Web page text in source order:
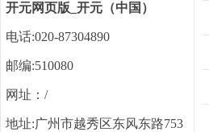
开元网页版_开元（中国）
电话:020-87304890
邮编:510080
网址：/
地址:广州市越秀区东风东路753